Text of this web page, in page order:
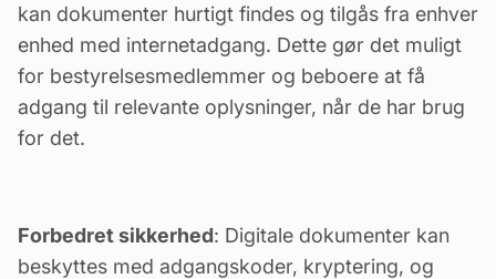
kan dokumenter hurtigt findes og tilgås fra enhver
enhed med internetadgang. Dette gør det muligt
for bestyrelsesmedlemmer og beboere at få
adgang til relevante oplysninger, når de har brug
for det.
Forbedret sikkerhed: Digitale dokumenter kan
beskyttes med adgangskoder, kryptering, og